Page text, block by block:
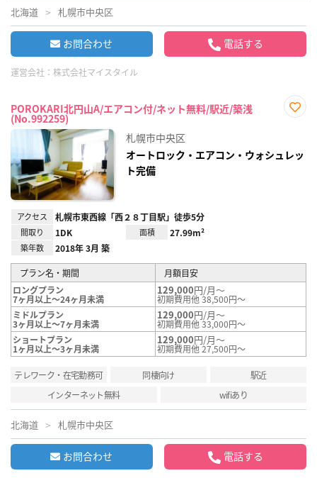
北海道 札幌市中央区
お問合わせ 電話する
運営会社： 株式会社マイスタイル
POROKARI北円山A/エアコン付/ネット無料/駅近/築浅
(No.992259)
録
札幌市中央区
オートロック・エアコン・ウォシュレッ
ト完備
アクセス 札幌市東西線「西２８丁目駅」徒歩5分
間取り 1DK 面積 27.99m²
築年数 2018年 3月 築
プラン名・期間
月額目安
ロングプラン
7ヶ月以上～24ヶ月未満
129,000円/月～
初期費用他 38,500円～
ミドルプラン
3ヶ月以上～7ヶ月未満
129,000円/月～
初期費用他 33,000円～
ショートプラン
1ヶ月以上～3ヶ月未満
129,000円/月～
初期費用他 27,500円～
テレワーク・在宅勤務可 同棲向け
駅近
インターネット無料
wifiあり
北海道 札幌市中央区
お問合わせ 電話する